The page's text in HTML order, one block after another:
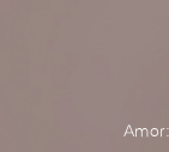
a
go,
que paso
Mi HIJA
a madre
reciso